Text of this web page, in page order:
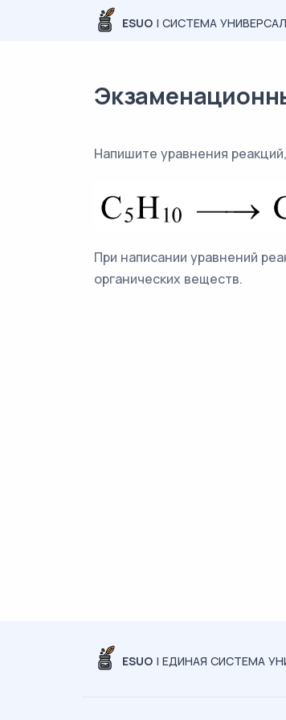
ESUO | СИСТЕМА
Напишите уравнения
При написании уравнений
органических веществ.
ESUO | ЕДИНАЯ СИСТЕМА